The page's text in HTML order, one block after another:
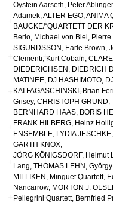
Oystein Aarseth, Peter
Adamek, ALTER EGO,
BAUCKE/“QUARTETT DER
Berio, Michael von Biel,
SIGURDSSON, Earle Brown,
Clementi, Kurt Cobain,
DIEDERICHSEN, DIEDRICH
MATINEE, DJ HASHIMOTO,
KAI FAGASCHINSKI, Brian
Grisey, CHRISTOPH GRUND,
BERNHARD HAAS, BORIS
FRANK HILBERG, Heinz
ENSEMBLE, LYDIA
GARTH KNOX,
JÖRG KÖNIGSDORF,
Lang, THOMAS LEHN,
MILLIKEN, Minguet Quartett,
Nancarrow, MORTON J.
Pellegrini Quartett, Bernfried